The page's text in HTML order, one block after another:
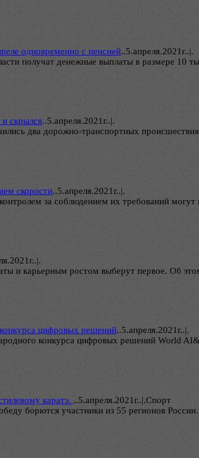
одновременно с пенсией..5.апреля.2021г..|.
получат денежные выплаты в размере
скрылся..5.апреля.2021г..|.
два дорожно-транспортных
скорости..5.апреля.2021г..|.
за соблюдением их требований
и карьерным ростом выберут первое. Об
цифровых решений..5.апреля.2021г..|.
конкурса цифровых решений World
каратэ. ..5.апреля.2021г..|.Спорт
борются участники из 55 регионов